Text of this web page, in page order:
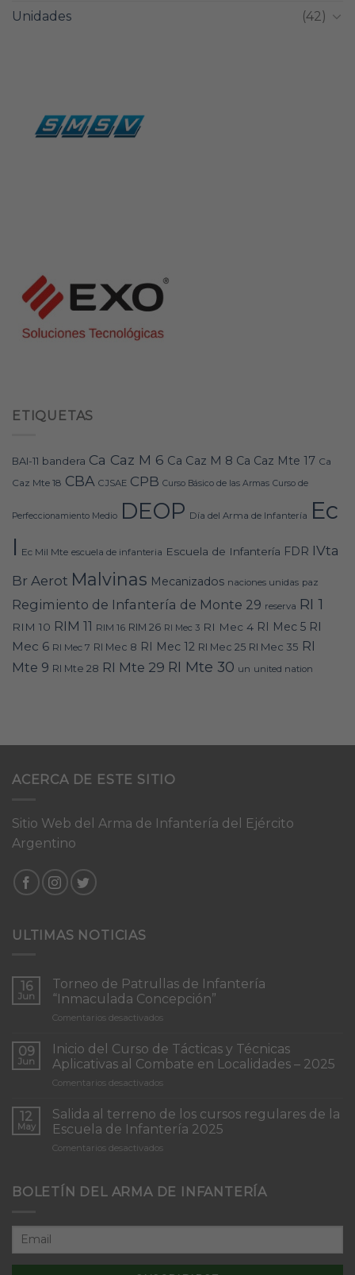
Unidades
(42)
ETIQUETAS
BAI-11 bandera Ca Caz M 6 Ca Caz M 8 Ca Caz Mte 17 Ca
Caz Mte 18 CBA CJSAE CPB Curso Básico de las Armas Curso de
Perfeccionamiento Medio DEOP Día del Arma de Infantería Ec
I Ec Mil Mte escuela de infanteria Escuela de Infantería FDR IVta
Br Aerot Malvinas Mecanizados naciones unidas paz
Regimiento de Infantería de Monte 29 reserva RI 1
RIM 10 RIM 11 RIM 16 RIM 26 RI Mec 3 RI Mec 4 RI Mec 5 RI
Mec 6 RI Mec 7 RI Mec 8 RI Mec 12 RI Mec 25 RI Mec 35 RI
Mte 9 RI Mte 28 RI Mte 29 RI Mte 30 un united nation
ACERCA DE ESTE SITIO
Sitio Web del Arma de Infantería del Ejército
Argentino
ULTIMAS NOTICIAS
16
Jun
Torneo de Patrullas de Infantería
“Inmaculada Concepción”
Comentarios desactivadosen
de
Patrullas
de
Infantería
Concepción”
09
Jun
Inicio del Curso de Tácticas y Técnicas
Aplicativas al Combate en Localidades – 2025
Comentarios desactivadosen
del
Curso
de
Tácticas
Aplicativas
12
May
Salida al terreno de los cursos regulares de la
Escuela de Infantería 2025
Comentarios desactivadosen
terreno
cursos
de
BOLETÍN DEL ARMA DE INFANTERÍA